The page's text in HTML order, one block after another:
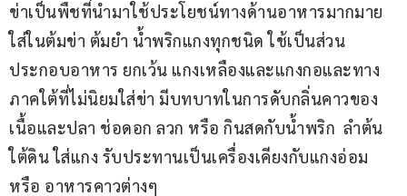
ข่าเป็นพืชที่นำมาใช้ประโยชน์ทางด้านอาหารมากมาย
ใส่ในต้มข่า ต้มยำ น้ำพริกแกงทุกชนิด ใช้เป็นส่วน
ประกอบอาหาร ยกเว้น แกงเหลืองและแกงกอและทาง
ภาคใต้ที่ไม่นิยมใส่ข่า มีบทบาทในการดับกลิ่นคาวของ
เนื้อและปลา ช่อดอก ลวก หรือ กินสดกับน้ำพริก  ลำต้น
ใต้ดิน ใส่แกง รับประทานเป็นเครื่องเคียงกับแกงอ่อม
หรือ อาหารคาวต่างๆ